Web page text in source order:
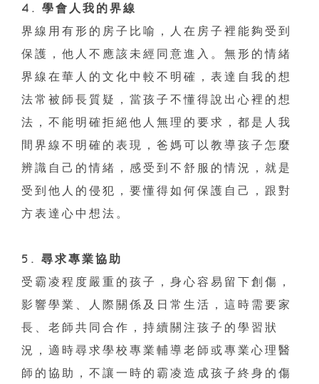
4. 學會人我的界線
界線用有形的房子比喻，人在房子裡能夠受到
保護，他人不應該未經同意進入。無形的情緒
界線在華人的文化中較不明確，表達自我的想
法常被師長質疑，當孩子不懂得說出心裡的想
法，不能明確拒絕他人無理的要求，都是人我
間界線不明確的表現，爸媽可以教導孩子怎麼
辨識自己的情緒，感受到不舒服的情況，就是
受到他人的侵犯，要懂得如何保護自己，跟對
方表達心中想法。
5. 尋求專業協助
受霸凌程度嚴重的孩子，身心容易留下創傷，
影響學業、人際關係及日常生活，這時需要家
長、老師共同合作，持續關注孩子的學習狀
況，適時尋求學校專業輔導老師或專業心理醫
師的協助，不讓一時的霸凌造成孩子終身的傷